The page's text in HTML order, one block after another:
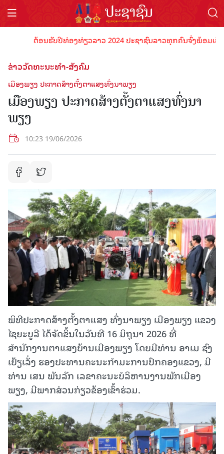
ຕ້ອນຮັບປີທ່ອງທ່ຽວລາວ 2024 ປະຊາຊົນລາວທຸກຄົນຈົ່ງພ້ອມເປັ
ຂ່າວວັດທະນະທຳ-ສັງຄົມ
ເມືອງພຽງ ປະກາດສ້າງຕັ້ງຕາແສງທົ່ງນາພຽງ
ເມືອງພຽງ ປະກາດສ້າງຕັ້ງຕາແສງທົ່ງນາ
ພຽງ
10:23 19/06/2026
ພິທີປະກາດສ້າງຕັ້ງຕາແສງ ທົ່ງນາພຽງ ເມືອງພຽງ ແຂວງ
ໄຊຍະບູລີ ໄດ້ຈັດຂຶ້ນໃນວັນທີ 16 ມິຖຸນາ 2026 ທີ່
ສຳນັກງານຕາແສງບ້ານເມືອງພຽງ ໂດຍມີທ່ານ ອາເມ ຊົງ
ເຢ້ຽເລັ່ງ ຮອງປະທານຄະນະກຳມະການປົກຄອງແຂວງ, ມີ
ທ່ານ ເສນ ພັນລັກ ເລຂາຄະນະບໍລິຫານງານພັກເມືອງ
ພຽງ, ມີພາກ​ສ່ວນ​ກ່ຽວ​ຂ້ອງເຂົ້າຮ່ວມ.